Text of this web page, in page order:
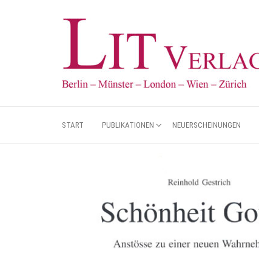
START PUBLIKATIONEN NEUERSCHEINUNGEN